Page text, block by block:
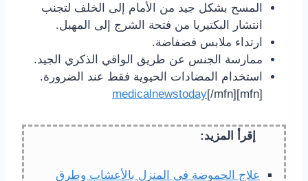
المسح بشكل جيد من الأمام إلى الخلف لتجنب
انتشار البكتيريا من فتحة الشرج إلى المهبل.
ارتداء ملابس فضفاضة.
ممارسة الجنس عن طريق الواقي الذكري الجيد.
استخدام المضادات الحيوية فقط عند الضرورة.
[mfn]
medicalnewstoday[/mfn]
إقرأ المزيد:
علاج الحموضة في المنزل بالأعشاب وطرق